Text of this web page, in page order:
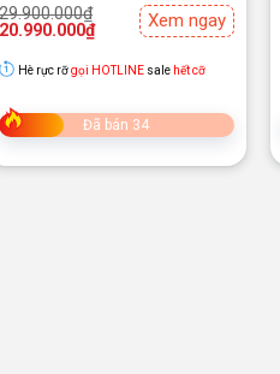
29.900.000₫
Giá
gốc
29.900.000₫.
20.990.000₫
Giá
hiện
là:
20.990.000₫.
Xem ngay
Hè rực rỡgọi HOTLINEsale hết cỡ
Đã bán 34